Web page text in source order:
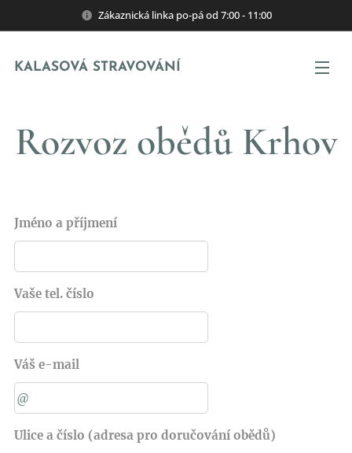
Zákaznická linka po-pá od 7:00 - 11:00
KALASOVÁ STRAVOVÁNÍ
Rozvoz obědů Krhov
Jméno a příjmení
Vaše tel. číslo
Váš e-mail
Ulice a číslo (adresa pro doručování obědů)